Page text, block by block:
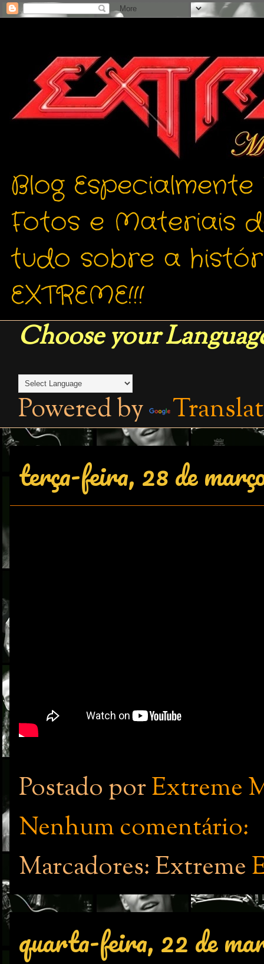
Blog
Fotos e Materiais
tudo sobre a
EXTREME!!!
Choose your
Powered by
terça-feira, 28 de
Postado porExtreme
Nenhum comentário:
Marcadores: Extreme
quarta-feira, 22 de